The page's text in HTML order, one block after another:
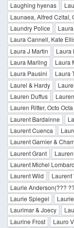
Laughing hyenas
Launaea, Alfred Czital,
Laundry Police
Laura Cannell, Kate
Laura J Martin
Laura
Laura Marling
Laura
Laura Pausini
Laura
Laurel & Hardy
Lauren Duffus
Lauren Ritter, Octo Octa
Laurent Bardainne
Laurent Cuenca
Laurent Garnier &
Laurent Grant
Laurent Michel Lombard
Laurent Wild
Laurent
Laurie Anderson(???
Laurie Spiegel
Laurimar & Joecy
Laurine Frost
Lauro